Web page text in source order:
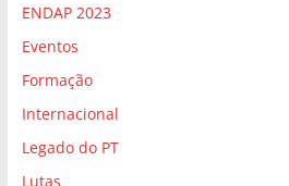
ENDAP 2023
Eventos
Formação
Internacional
Legado do PT
Lutas